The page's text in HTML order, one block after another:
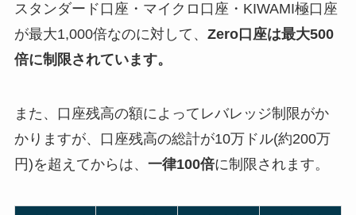
スタンダード口座・マイクロ口座・KIWAMI極口座
が最大1,000倍なのに対して、 Zero口座は最大500
倍に制限されています。
また、口座残高の額によってレバレッジ制限がか
かりますが、口座残高の総計が10万ドル(約200万
円)を超えてからは、 一律100倍に制限されます。